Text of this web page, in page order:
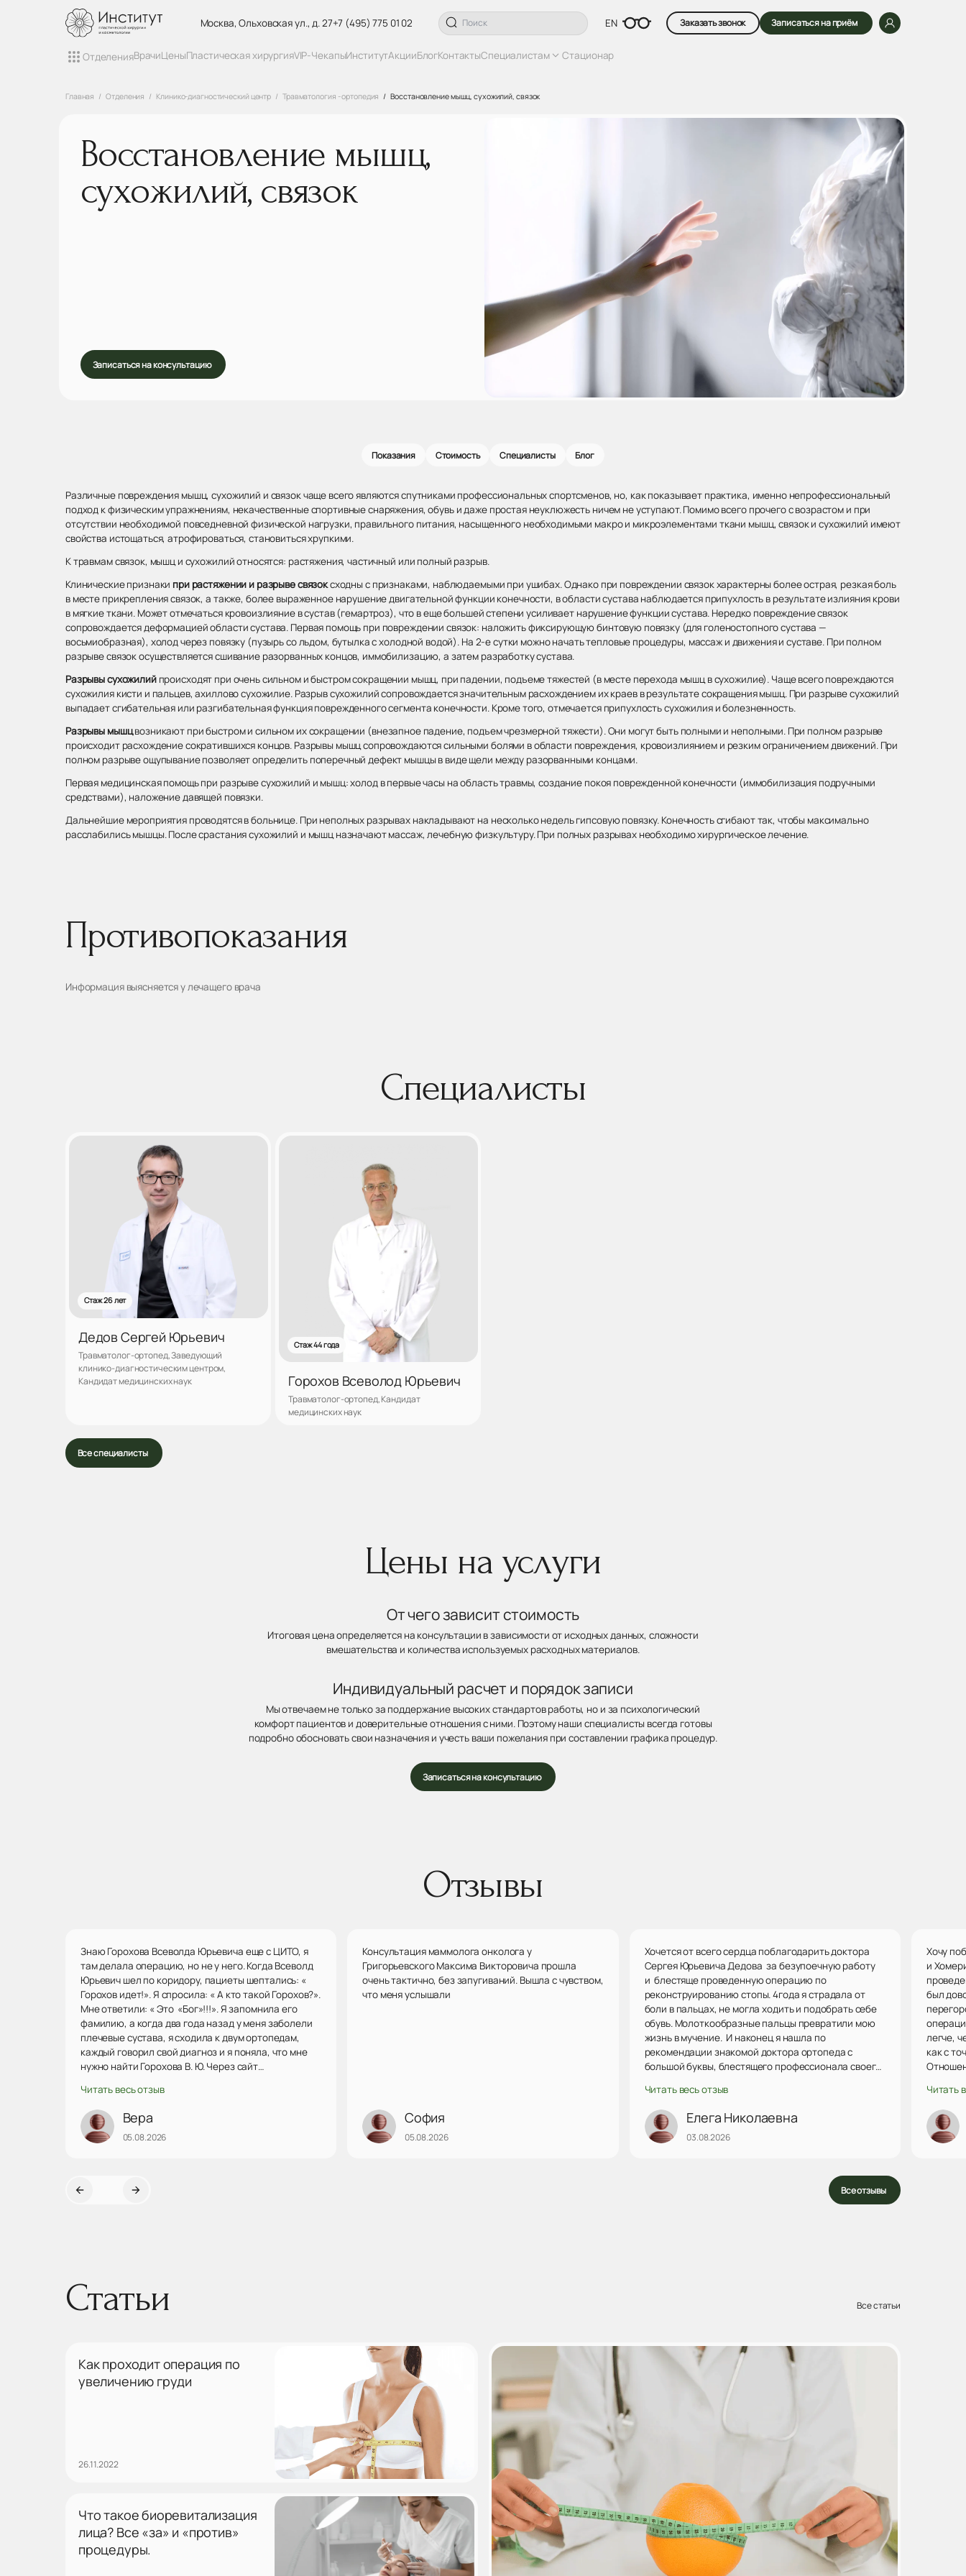
Москва, Ольховская ул., д. 27+7 (495) 775 01 02 EN Заказать звонок Записаться на приём
ОтделенияВрачиЦеныПластическая хирургияVIP-ЧекапыИнститутАкцииБлогКонтактыСпециалистам Стационар
Главная Отделения Клинико-диагностический центр Травматология - ортопедия Восстановление мышц, сухожилий, связок
Восстановление мышц,
сухожилий, связок
Записаться на консультацию
Показания Стоимость Специалисты Блог
Различные повреждения мышц, сухожилий и связок чаще всего являются спутниками профессиональных спортсменов, но, как показывает практика, именно непрофессиональный
подход к физическим упражнениям, некачественные спортивные снаряжения, обувь и даже простая неуклюжесть ничем не уступают. Помимо всего прочего с возрастом и при
отсутствии необходимой повседневной физической нагрузки, правильного питания, насыщенного необходимыми макро и микроэлементами ткани мышц, связок и сухожилий имеют
свойства истощаться, атрофироваться, становиться хрупкими.
К травмам связок, мышц и сухожилий относятся: растяжения, частичный или полный разрыв.
Клинические признаки при растяжении и разрыве связоксходны с признаками, наблюдаемыми при ушибах. Однако при повреждении связок характерны более острая, резкая боль
в месте прикрепления связок, а также, более выраженное нарушение двигательной функции конечности, в области сустава наблюдается припухлость в результате излияния крови
в мягкие ткани. Может отмечаться кровоизлияние в сустав (гемартроз), что в еще большей степени усиливает нарушение функции сустава. Нередко повреждение связок
сопровождается деформацией области сустава. Первая помощь при повреждении связок: наложить фиксирующую бинтовую повязку (для голеностопного сустава —
восьмиобразная), холод через повязку (пузырь со льдом, бутылка с холодной водой). На 2-е сутки можно начать тепловые процедуры, массаж и движения и суставе. При полном
разрыве связок осуществляется сшивание разорванных концов, иммобилизацию, а затем разработку сустава.
Разрывы сухожилийпроисходят при очень сильном и быстром сокращении мышц, при падении, подъеме тяжестей (в месте перехода мышц в сухожилие). Чаще всего повреждаются
сухожилия кисти и пальцев, ахиллово сухожилие. Разрыв сухожилий сопровождается значительным расхождением их краев в результате сокращения мышц. При разрыве сухожилий
выпадает сгибательная или разгибательная функция поврежденного сегмента конечности. Кроме того, отмечается припухлость сухожилия и болезненность.
Разрывы мышцвозникают при быстром и сильном их сокращении (внезапное падение, подъем чрезмерной тяжести). Они могут быть полными и неполными. При полном разрыве
происходит расхождение сократившихся концов. Разрывы мышц сопровождаются сильными болями в области повреждения, кровоизлиянием и резким ограничением движений. При
полном разрыве ощупывание позволяет определить поперечный дефект мышцы в виде щели между разорванными концами.
Первая медицинская помощь при разрыве сухожилий и мышц: холод в первые часы на область травмы, создание покоя поврежденной конечности (иммобилизация подручными
средствами), наложение давящей повязки.
Дальнейшие мероприятия проводятся в больнице. При неполных разрывах накладывают на несколько недель гипсовую повязку. Конечность сгибают так, чтобы максимально
расслабились мышцы. После срастания сухожилий и мышц назначают массаж, лечебную физкультуру. При полных разрывах необходимо хирургическое лечение.
Противопоказания
Информация выясняется у лечащего врача
Специалисты
Стаж 26 лет
Дедов Сергей Юрьевич
Травматолог-ортопед, Заведующий
клинико-диагностическим центром,
Кандидат медицинских наук
Стаж 44 года
Горохов Всеволод Юрьевич
Травматолог-ортопед, Кандидат
медицинских наук
Все специалисты
Цены на услуги
От чего зависит стоимость
Итоговая цена определяется на консультации в зависимости от исходных данных, сложности
вмешательства и количества используемых расходных материалов.
Индивидуальный расчет и порядок записи
Мы отвечаем не только за поддержание высоких стандартов работы, но и за психологический
комфорт пациентов и доверительные отношения с ними. Поэтому наши специалисты всегда готовы
подробно обосновать свои назначения и учесть ваши пожелания при составлении графика процедур.
Записаться на консультацию
Отзывы
Знаю Горохова Всеволда Юрьевича еще с ЦИТО, я
там делала операцию, но не у него. Когда Всеволд
Юрьевич шел по коридору, пациеты шептались: «
Горохов идет!». Я спросила: « А кто такой Горохов?».
Мне ответили: « Это «Бог»!!!». Я запомнила его
фамилию, а когда два года назад у меня заболели
плечевые сустава, я сходила к двум ортопедам,
каждый говорил свой диагноз и я поняла, что мне
нужно найти Горохова В. Ю. Через сайт
Он посмотрел мои снимки, сказал точный диагноз,
наметили план действий. Решили попробывать
подколы озоном. Подколы делает
профессионально, уверенно, точно в межсуставную
ситуации. Действ...
Читать весь отзыв
Вера
05.08.2026
Консультация маммолога онколога у
Григорьевского Максима Викторовича прошла
очень тактично, без запугиваний. Вышла с чувством,
что меня услышали
София
05.08.2026
Хочется от всего сердца поблагодарить доктора
Сергея Юрьевича Дедова за безупоечную работу
и блестяще проведенную операцию по
реконструированию стопы. 4года я страдала от
боли в пальцах, не могла ходить и подобрать себе
обувь. Молоткообразные пальцы превратили мою
жизнь в мучение. И наконец я нашла по
рекомендации знакомой доктора ортопеда с
большой буквы, блестящего профессионала своего
страданий. Не поверить ему невозможно. Я
доверила ему свое здоровье и не ошиблась.
Замечательный доктор, человек с огромным
сердцем, понимающий и протягивающий руку
творящий чудесное исцеление врач. Огромное
Читать весь отзыв
Елега Николаевна
03.08.2026
Хочу
и
был
легче,
как с
попала
очень
врачам.
Читать
Все отзывы
Статьи Все статьи
26.11.2022
Как проходит операция по
увеличению груди
Что такое биоревитализация
лица? Все «за» и «против»
процедуры.